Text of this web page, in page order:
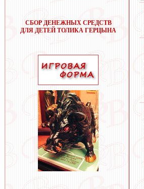
СБОР ДЕНЕЖНЫХ СРЕДСТВ
ДЛЯ ДЕТЕЙ ТОЛИКА ГЕРЦЫНА